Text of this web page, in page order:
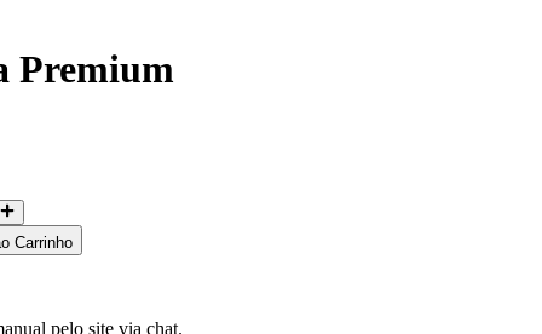
Premium
Carrinho
pelo site via chat.